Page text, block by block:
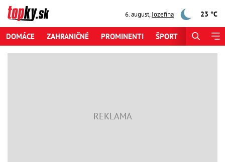
6. august,Jozefína 23 °C
DOMÁCE ZAHRANIČNÉ PROMINENTI ŠPORT